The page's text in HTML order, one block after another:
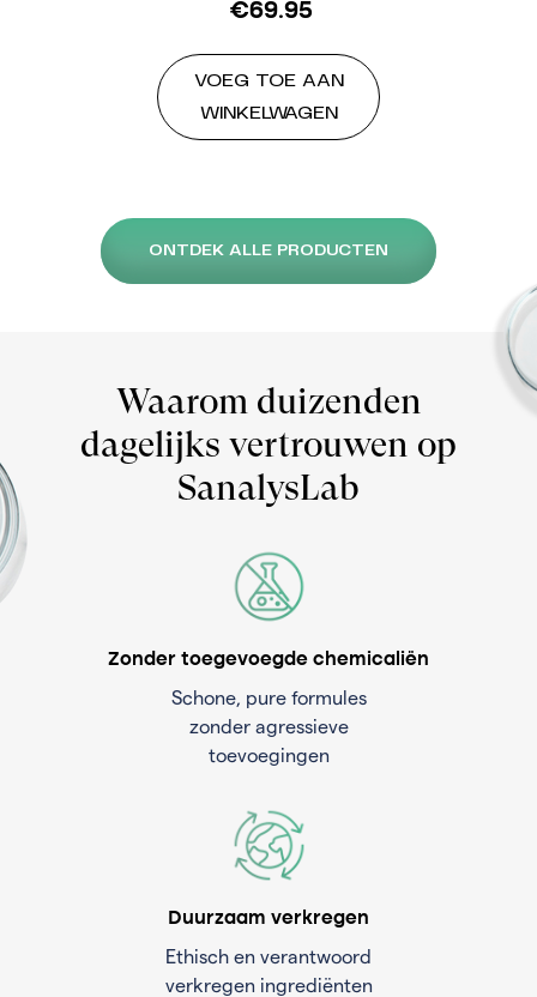
€69.95
VOEG TOE AAN
WINKELWAGEN
ONTDEK ALLE PRODUCTEN
Waarom duizenden
dagelijks vertrouwen op
SanalysLab
Zonder toegevoegde chemicaliën
Schone, pure formules
zonder agressieve
toevoegingen
Duurzaam verkregen
Ethisch en verantwoord
verkregen ingrediënten